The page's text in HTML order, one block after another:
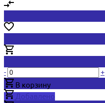
-
+
В корзину
Добавлено